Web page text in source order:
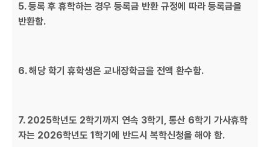
5. 등록 후 휴학하는 경우 등록금 반환 규정에 따라 등록금을
반환함.
6. 해당 학기 휴학생은 교내장학금을 전액 환수함.
7. 2025학년도 2학기까지 연속 3학기, 통산 6학기 가사휴학
자는 2026학년도 1학기에 반드시 복학신청을 해야 함.